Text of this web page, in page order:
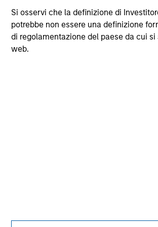
Si osservi che la definizione di
potrebbe non essere una definizione
di regolamentazione del paese da cui
web.
May not represent all Team Members.